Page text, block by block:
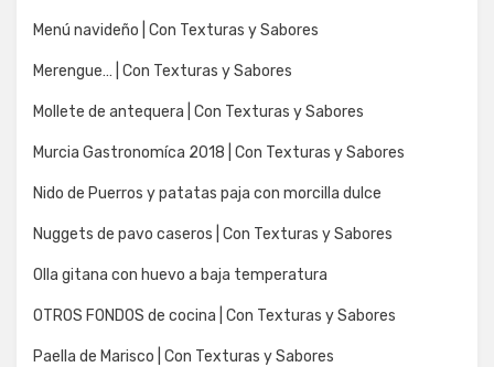
Menú navideño | Con Texturas y Sabores
Merengue… | Con Texturas y Sabores
Mollete de antequera | Con Texturas y Sabores
Murcia Gastronomíca 2018 | Con Texturas y Sabores
Nido de Puerros y patatas paja con morcilla dulce
Nuggets de pavo caseros | Con Texturas y Sabores
Olla gitana con huevo a baja temperatura
OTROS FONDOS de cocina | Con Texturas y Sabores
Paella de Marisco | Con Texturas y Sabores